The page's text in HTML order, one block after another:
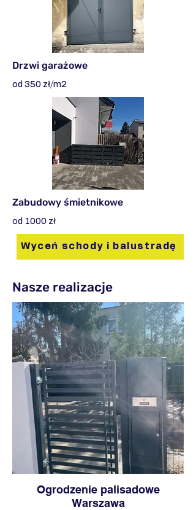
Drzwi garażowe
od 350 zł/m2
Zabudowy śmietnikowe
od 1000 zł
Wyceń schody i balustradę
Nasze realizacje
Ogrodzenie palisadowe
Warszawa